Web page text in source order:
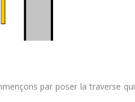
par poser la traverse qui